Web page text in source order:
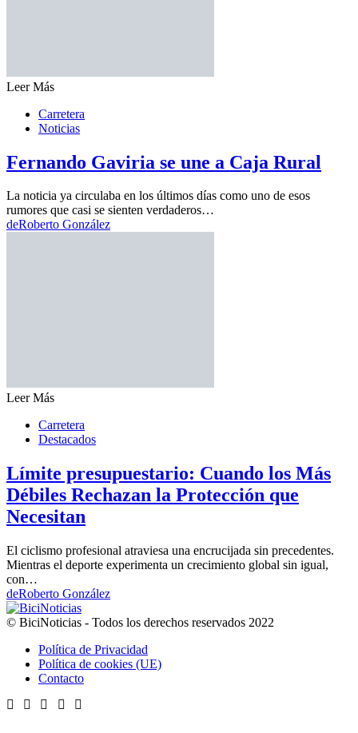
Leer Más
Carretera
Noticias
Fernando Gaviria se une a Caja Rural
La noticia ya circulaba en los últimos días como uno de esos
rumores que casi se sienten verdaderos…
deRoberto González
Leer Más
Carretera
Destacados
Límite presupuestario: Cuando los Más
Débiles Rechazan la Protección que
Necesitan
El ciclismo profesional atraviesa una encrucijada sin precedentes.
Mientras el deporte experimenta un crecimiento global sin igual,
con…
deRoberto González
© BiciNoticias - Todos los derechos reservados 2022
Política de Privacidad
Política de cookies (UE)
Contacto